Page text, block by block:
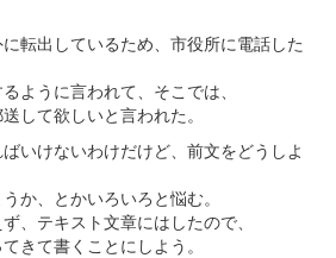
転出しているため、市役所に電話した
ように言われて、そこでは、
して欲しいと言われた。
いけないわけだけど、前文をどうしよ
か、とかいろいろと悩む。
、テキスト文章にはしたので、
きて書くことにしよう。